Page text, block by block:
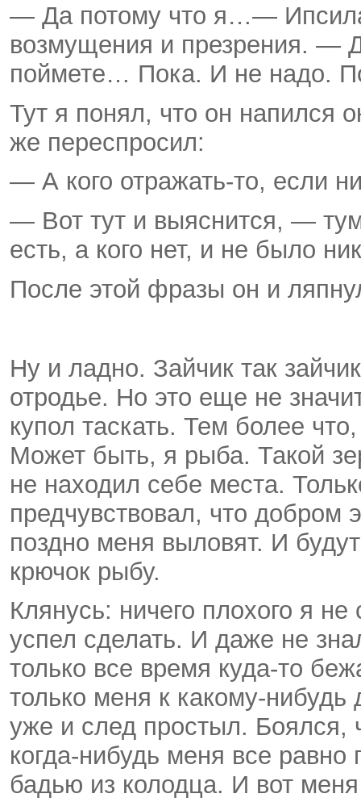
— Да потому что я…—
возмущения и презрения. —
поймете… Пока. И не надо.
Тут я понял, что он напился
же переспросил:
— А кого отражать-то, если
— Вот тут и выяснится, —
есть, а кого нет, и не было
После этой фразы он и
Ну и ладно. Зайчик так
отродье. Но это еще не
купол таскать. Тем более
Может быть, я рыба. Такой
не находил себе места.
предчувствовал, что добром
поздно меня выловят. И
крючок рыбу.
Клянусь: ничего плохого я
успел сделать. И даже не
только все время куда-то
только меня к какому-
уже и след простыл. Боялся,
когда-нибудь меня все
бадью из колодца. И вот